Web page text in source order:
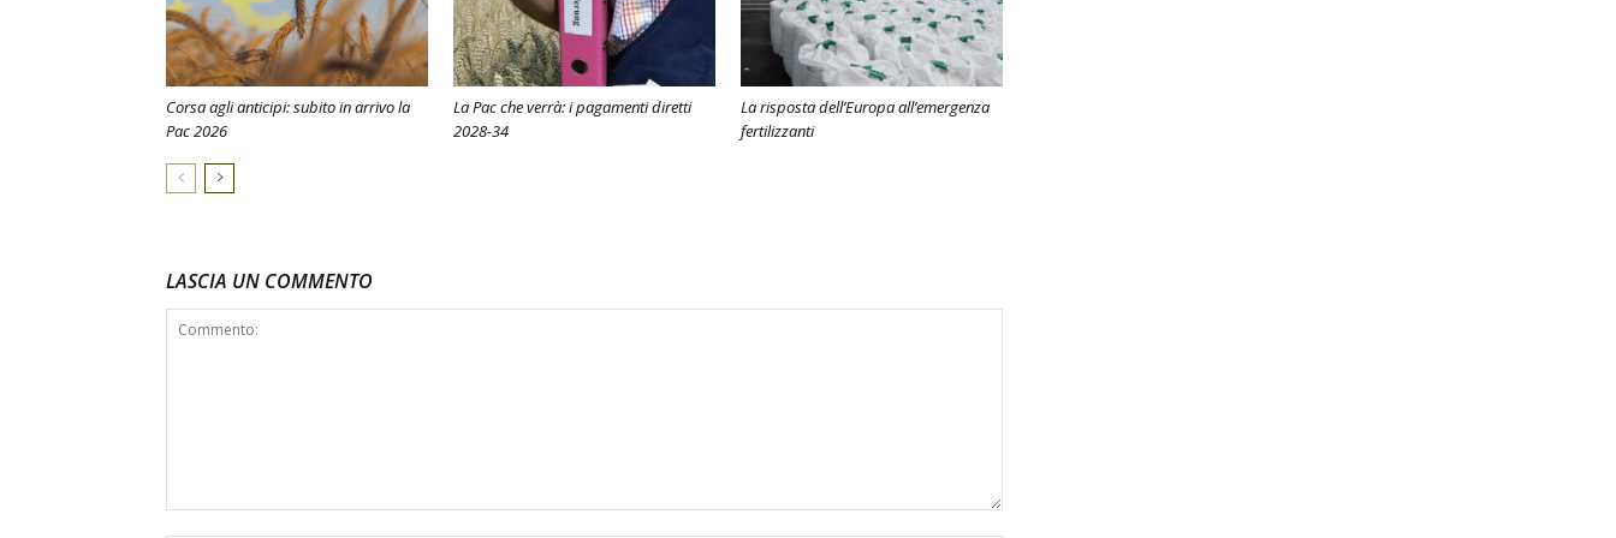
Corsa agli anticipi: subito in arrivo la
Pac 2026
La Pac che verrà: i pagamenti diretti
2028-34
La risposta dell’Europa all’emergenza
fertilizzanti
LASCIA UN COMMENTO